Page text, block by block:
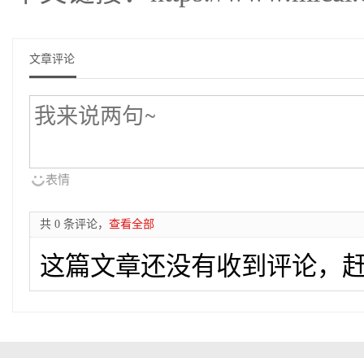
文章评论
表情
共 0 条评论， 查看全部
这篇文章还没有收到评论，